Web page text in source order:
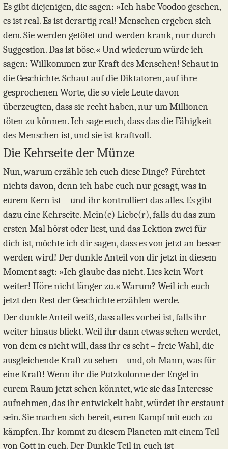
Es gibt diejenigen, die sagen: »Ich habe Voodoo gesehen,
es ist real. Es ist derartig real! Menschen ergeben sich
dem. Sie werden getötet und werden krank, nur durch
Suggestion. Das ist böse.« Und wiederum würde ich
sagen: Willkommen zur Kraft des Menschen! Schaut in
die Geschichte. Schaut auf die Diktatoren, auf ihre
gesprochenen Worte, die so viele Leute davon
überzeugten, dass sie recht haben, nur um Millionen
töten zu können. Ich sage euch, dass das die Fähigkeit
des Menschen ist, und sie ist kraftvoll.
Die Kehrseite der Münze
Nun, warum erzähle ich euch diese Dinge? Fürchtet
nichts davon, denn ich habe euch nur gesagt, was in
eurem Kern ist – und ihr kontrolliert das alles. Es gibt
dazu eine Kehrseite. Mein(e) Liebe(r), falls du das zum
ersten Mal hörst oder liest, und das Lektion zwei für
dich ist, möchte ich dir sagen, dass es von jetzt an besser
werden wird! Der dunkle Anteil von dir jetzt in diesem
Moment sagt: »Ich glaube das nicht. Lies kein Wort
weiter! Höre nicht länger zu.« Warum? Weil ich euch
jetzt den Rest der Geschichte erzählen werde.
Der dunkle Anteil weiß, dass alles vorbei ist, falls ihr
weiter hinaus blickt. Weil ihr dann etwas sehen werdet,
von dem es nicht will, dass ihr es seht – freie Wahl, die
ausgleichende Kraft zu sehen – und, oh Mann, was für
eine Kraft! Wenn ihr die Putzkolonne der Engel in
eurem Raum jetzt sehen könntet, wie sie das Interesse
aufnehmen, das ihr entwickelt habt, würdet ihr erstaunt
sein. Sie machen sich bereit, euren Kampf mit euch zu
kämpfen. Ihr kommt zu diesem Planeten mit einem Teil
von Gott in euch. Der Dunkle Teil in euch ist